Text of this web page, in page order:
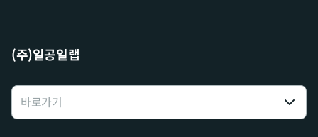
(주)일공일랩